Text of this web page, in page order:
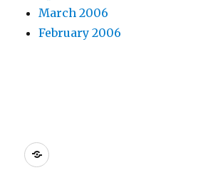
March 2006
February 2006
Dreamhost